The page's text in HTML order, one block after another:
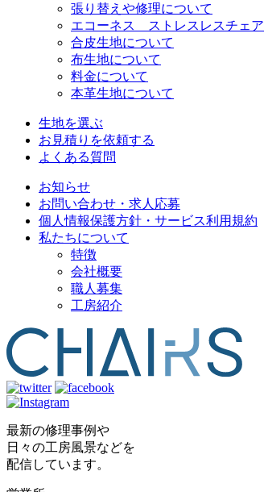
張り替えや修理について
エコーネス ストレスレスチェア
合皮生地について
布生地について
料金について
本革生地について
生地を選ぶ
お見積りを依頼する
よくある質問
お知らせ
お問い合わせ・求人応募
個人情報保護方針・サービス利用規約
私たちについて
特徴
会社概要
職人募集
工房紹介
最新の修理事例や
日々の工房風景などを
配信しています。